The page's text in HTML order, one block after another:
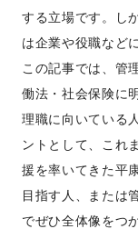
する立場です。し
は企業や役職など
この記事では、管
働法・社会保険に
理職に向いている
ントとして、これ
援を率いてきた平
目指す人、または
でぜひ全体像をつ